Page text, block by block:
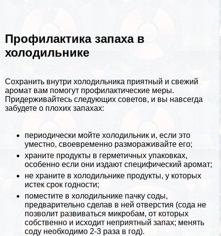
Профилактика запаха в
холодильнике
Сохранить внутри холодильника приятный и свежий
аромат вам помогут профилактические меры.
Придерживайтесь следующих советов, и вы навсегда
забудете о плохих запахах:
периодически мойте холодильник и, если это
уместно, своевременно размораживайте его;
храните продукты в герметичных упаковках,
особенно если они издают специфический аромат;
не храните в холодильнике продукты, у которых
истек срок годности;
поместите в холодильнике пачку соды,
предварительно сделав в ней отверстия (сода не
позволит развиваться микробам, от которых
собственно и исходит неприятный запах; менять
соду необходимо 2-3 раза в год).